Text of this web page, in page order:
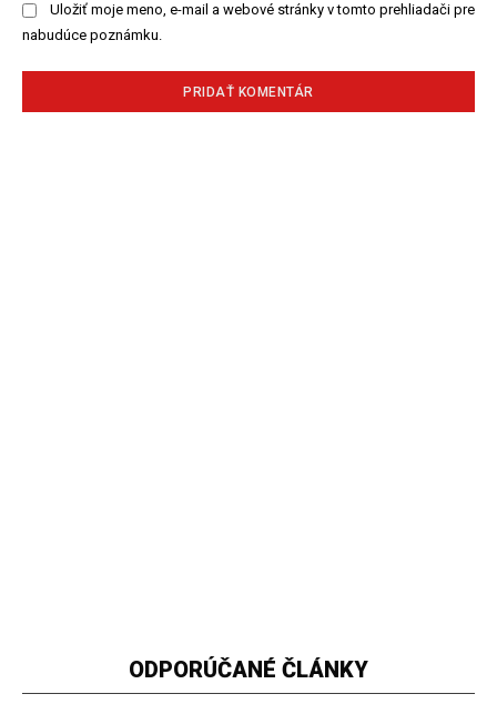
Uložiť moje meno, e-mail a webové stránky v tomto prehliadači pre
nabudúce poznámku.
ODPORÚČANÉ ČLÁNKY